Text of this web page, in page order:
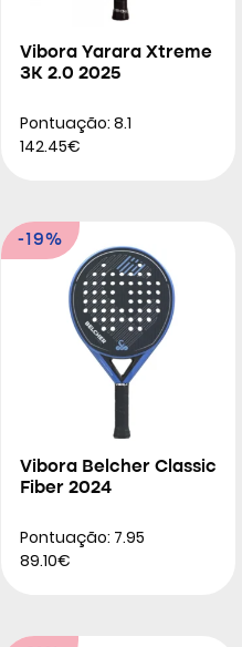
Vibora Yarara Xtreme
3K 2.0 2025
Pontuação: 8.1
142.45€
-19%
Vibora Belcher Classic
Fiber 2024
Pontuação: 7.95
89.10€